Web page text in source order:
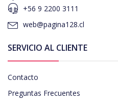
+56 9 2200 3111
web@pagina128.cl
SERVICIO AL CLIENTE
Contacto
Preguntas Frecuentes